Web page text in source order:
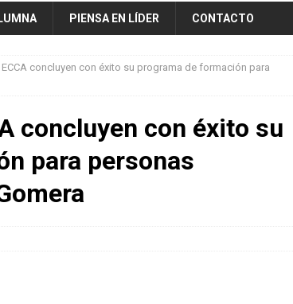
PIENSA EN LÍDER CONTACTO
ECCA concluyen con éxito su programa de formación para
concluyen con éxito su
para personas